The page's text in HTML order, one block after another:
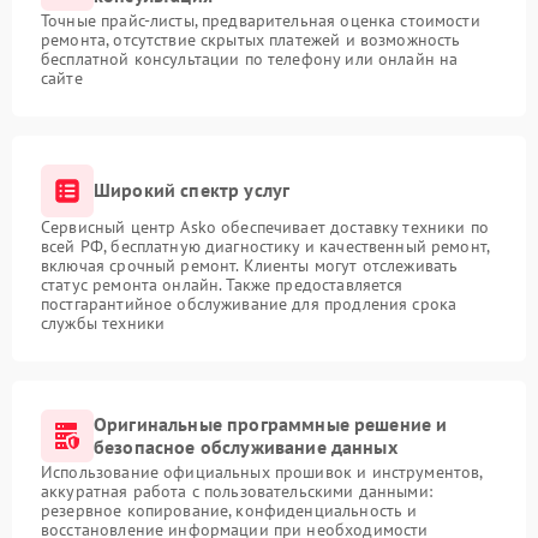
Точные прайс-листы, предварительная оценка стоимости
ремонта, отсутствие скрытых платежей и возможность
бесплатной консультации по телефону или онлайн на
сайте
Широкий спектр услуг
Сервисный центр Asko обеспечивает доставку техники по
всей РФ, бесплатную диагностику и качественный ремонт,
включая срочный ремонт. Клиенты могут отслеживать
статус ремонта онлайн. Также предоставляется
постгарантийное обслуживание для продления срока
службы техники
Оригинальные программные решение и
безопасное обслуживание данных
Использование официальных прошивок и инструментов,
аккуратная работа с пользовательскими данными:
резервное копирование, конфиденциальность и
восстановление информации при необходимости